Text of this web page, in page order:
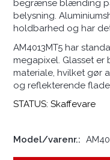
Model/varenr.:
begrænse blænding
belysning.
holdbarhed og har
AM4013MT5 har
megapixel. Glasset
materiale, hvilket gør
og reflekterende
STATUS: Skaffevare